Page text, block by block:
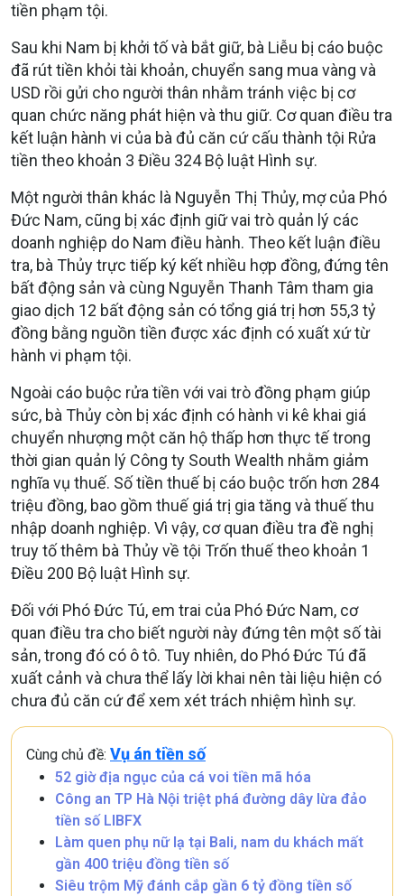
tiền phạm tội.
Sau khi Nam bị khởi tố và bắt giữ, bà Liễu bị cáo buộc
đã rút tiền khỏi tài khoản, chuyển sang mua vàng và
USD rồi gửi cho người thân nhằm tránh việc bị cơ
quan chức năng phát hiện và thu giữ. Cơ quan điều tra
kết luận hành vi của bà đủ căn cứ cấu thành tội Rửa
tiền theo khoản 3 Điều 324 Bộ luật Hình sự.
Một người thân khác là Nguyễn Thị Thủy, mợ của Phó
Đức Nam, cũng bị xác định giữ vai trò quản lý các
doanh nghiệp do Nam điều hành. Theo kết luận điều
tra, bà Thủy trực tiếp ký kết nhiều hợp đồng, đứng tên
bất động sản và cùng Nguyễn Thanh Tâm tham gia
giao dịch 12 bất động sản có tổng giá trị hơn 55,3 tỷ
đồng bằng nguồn tiền được xác định có xuất xứ từ
hành vi phạm tội.
Ngoài cáo buộc rửa tiền với vai trò đồng phạm giúp
sức, bà Thủy còn bị xác định có hành vi kê khai giá
chuyển nhượng một căn hộ thấp hơn thực tế trong
thời gian quản lý Công ty South Wealth nhằm giảm
nghĩa vụ thuế. Số tiền thuế bị cáo buộc trốn hơn 284
triệu đồng, bao gồm thuế giá trị gia tăng và thuế thu
nhập doanh nghiệp. Vì vậy, cơ quan điều tra đề nghị
truy tố thêm bà Thủy về tội Trốn thuế theo khoản 1
Điều 200 Bộ luật Hình sự.
Đối với Phó Đức Tú, em trai của Phó Đức Nam, cơ
quan điều tra cho biết người này đứng tên một số tài
sản, trong đó có ô tô. Tuy nhiên, do Phó Đức Tú đã
xuất cảnh và chưa thể lấy lời khai nên tài liệu hiện có
chưa đủ căn cứ để xem xét trách nhiệm hình sự.
Cùng chủ đề: Vụ án tiền số
52 giờ địa ngục của cá voi tiền mã hóa
Công an TP Hà Nội triệt phá đường dây lừa đảo
tiền số LIBFX
Làm quen phụ nữ lạ tại Bali, nam du khách mất
gần 400 triệu đồng tiền số
Siêu trộm Mỹ đánh cắp gần 6 tỷ đồng tiền số